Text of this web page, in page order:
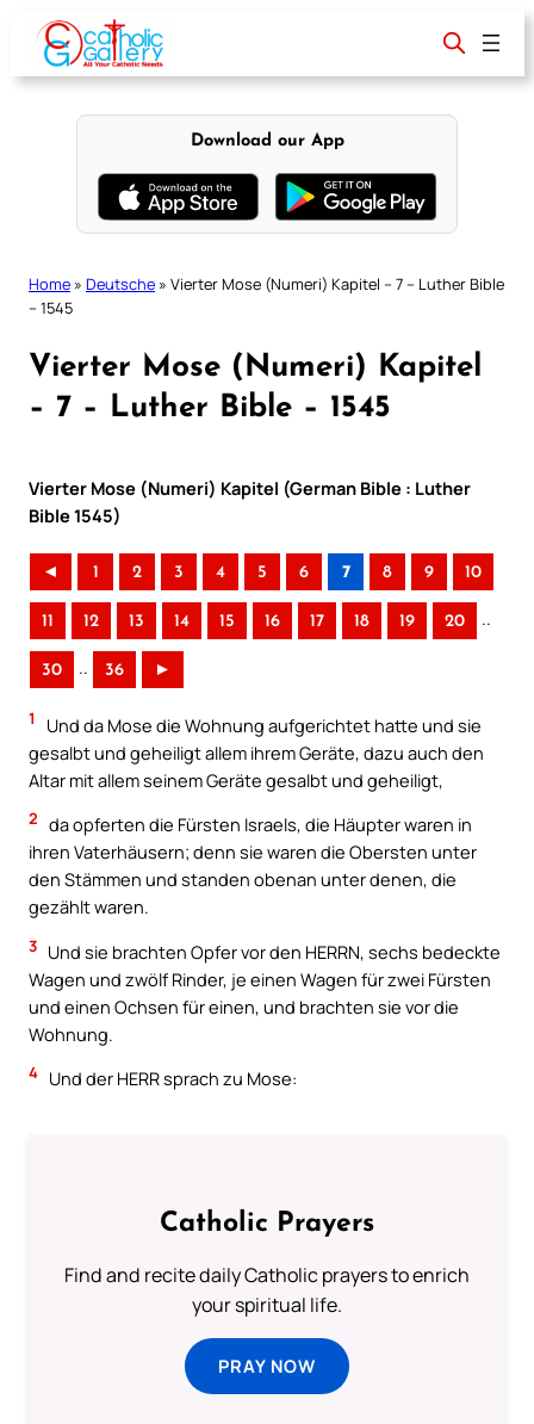
content
Download our App
Home » Deutsche » Vierter Mose (Numeri) Kapitel – 7 – Luther Bible
– 1545
Vierter Mose (Numeri) Kapitel
– 7 – Luther Bible – 1545
Vierter Mose (Numeri) Kapitel (German Bible : Luther
Bible 1545)
◄ 1 2 3 4 5 6 7 8 9 10
11 12 13 14 15 16 17 18 19 20 ..
30 .. 36 ►
1
Und da Mose die Wohnung aufgerichtet hatte und sie
gesalbt und geheiligt allem ihrem Geräte, dazu auch den
Altar mit allem seinem Geräte gesalbt und geheiligt,
2 da opferten die Fürsten Israels, die Häupter waren in
ihren Vaterhäusern; denn sie waren die Obersten unter
den Stämmen und standen obenan unter denen, die
gezählt waren.
3 Und sie brachten Opfer vor den HERRN, sechs bedeckte
Wagen und zwölf Rinder, je einen Wagen für zwei Fürsten
und einen Ochsen für einen, und brachten sie vor die
Wohnung.
4 Und der HERR sprach zu Mose:
Catholic Prayers
Find and recite daily Catholic prayers to enrich
your spiritual life.
PRAY NOW